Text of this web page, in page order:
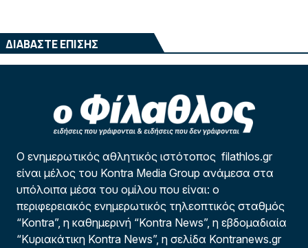
ΔΙΑΒΑΣΤΕ ΕΠΙΣΗΣ
Ο ενημερωτικός αθλητικός ιστότοπος filathlos.gr
είναι μέλος του Kontra Media Group ανάμεσα στα
υπόλοιπα μέσα του ομίλου που είναι: ο
περιφερειακός ενημερωτικός τηλεοπτικός σταθμός
“Kontra”, η καθημερινή “Kontra News”, η εβδομαδιαία
“Κυριακάτικη Kontra News”, η σελίδα Kontranews.gr